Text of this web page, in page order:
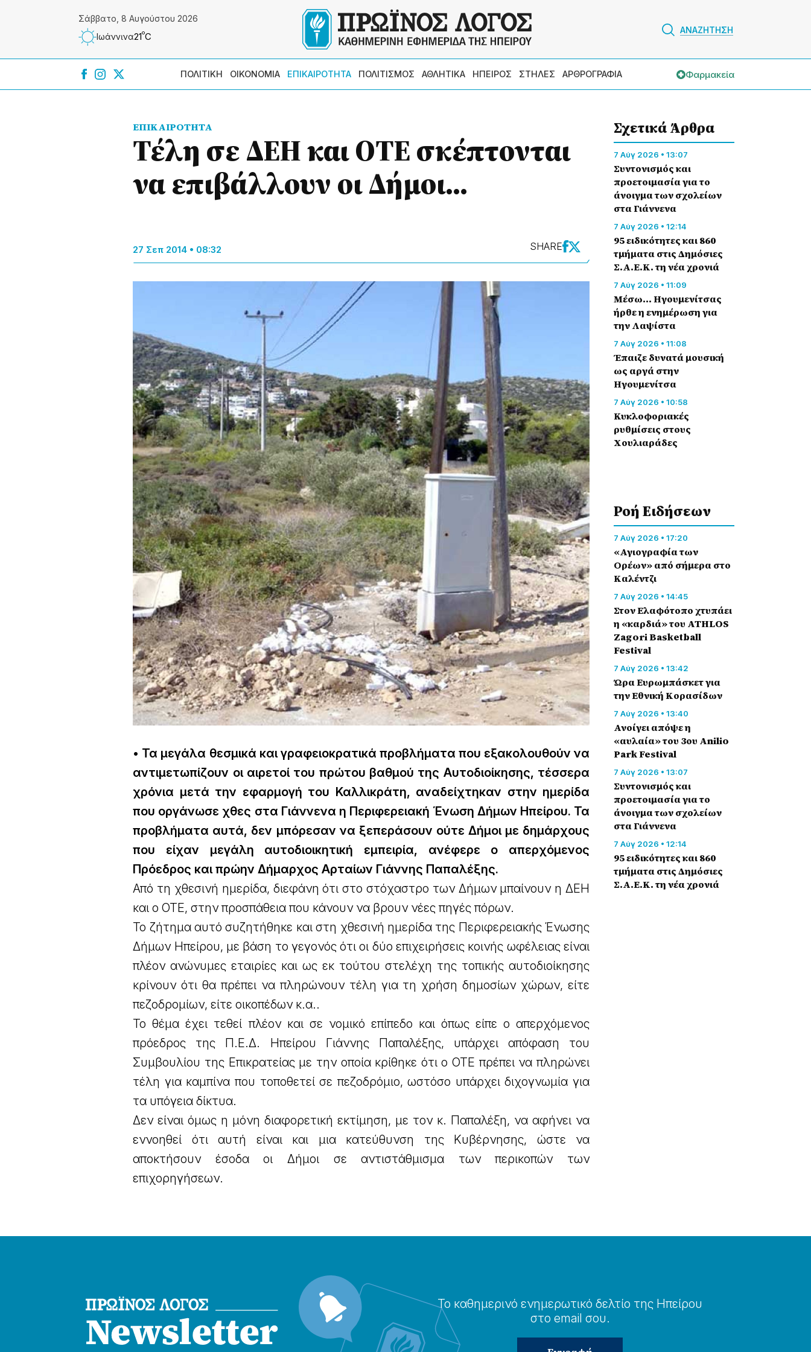
Σάββατο, 8 Αυγούστου 2026
Ιωάννɩνα21ºC
ΑΝΑΖΗΤΗΣΗ
ΠΟΛΙΤΙΚΗ ΟΙΚΟΝΟΜΙΑ ΕΠΙΚΑΙΡΟΤΗΤΑ ΠΟΛΙΤΙΣΜΟΣ ΑΘΛΗΤΙΚΑ ΗΠΕΙΡΟΣ ΣΤΗΛΕΣ ΑΡΘΡΟΓΡΑΦΙΑ Φαρμακεία
ΕΠΙΚΑΙΡΟΤΗΤΑ
Τέλη σε ΔΕΗ και ΟΤΕ σκέπτονται
να επιβάλλουν οι Δήμοι…
27 Σεπ 2014 • 08:32 SHARE
• Τα μεγάλα θεσμικά και γραφειοκρατικά προβλήματα που εξακολουθούν να
αντιμετωπίζουν οι αιρετοί του πρώτου βαθμού της Αυτοδιοίκησης, τέσσερα
χρόνια μετά την εφαρμογή του Καλλικράτη, αναδείχτηκαν στην ημερίδα
που οργάνωσε χθες στα Γιάννενα η Περιφερειακή Ένωση Δήμων Ηπείρου. Τα
προβλήματα αυτά, δεν μπόρεσαν να ξεπεράσουν ούτε Δήμοι με δημάρχους
που είχαν μεγάλη αυτοδιοικητική εμπειρία, ανέφερε ο απερχόμενος
Πρόεδρος και πρώην Δήμαρχος Αρταίων Γιάννης Παπαλέξης.
Από τη χθεσινή ημερίδα, διεφάνη ότι στο στόχαστρο των Δήμων μπαίνουν η ΔΕΗ
και ο ΟΤΕ, στην προσπάθεια που κάνουν να βρουν νέες πηγές πόρων.
Το ζήτημα αυτό συζητήθηκε και στη χθεσινή ημερίδα της Περιφερειακής Ένωσης
Δήμων Ηπείρου, με βάση το γεγονός ότι οι δύο επιχειρήσεις κοινής ωφέλειας είναι
πλέον ανώνυμες εταιρίες και ως εκ τούτου στελέχη της τοπικής αυτοδιοίκησης
κρίνουν ότι θα πρέπει να πληρώνουν τέλη για τη χρήση δημοσίων χώρων, είτε
πεζοδρομίων, είτε οικοπέδων κ.α..
Το θέμα έχει τεθεί πλέον και σε νομικό επίπεδο και όπως είπε ο απερχόμενος
πρόεδρος της Π.Ε.Δ. Ηπείρου Γιάννης Παπαλέξης, υπάρχει απόφαση του
Συμβουλίου της Επικρατείας με την οποία κρίθηκε ότι ο ΟΤΕ πρέπει να πληρώνει
τέλη για καμπίνα που τοποθετεί σε πεζοδρόμιο, ωστόσο υπάρχει διχογνωμία για
τα υπόγεια δίκτυα.
Δεν είναι όμως η μόνη διαφορετική εκτίμηση, με τον κ. Παπαλέξη, να αφήνει να
εννοηθεί ότι αυτή είναι και μια κατεύθυνση της Κυβέρνησης, ώστε να
αποκτήσουν έσοδα οι Δήμοι σε αντιστάθμισμα των περικοπών των
επιχορηγήσεων.
Σχετικά Άρθρα
7 Αύγ 2026 • 13:07
Συντονισμός και
προετοιμασία για το
άνοιγμα των σχολείων
στα Γιάννενα
7 Αύγ 2026 • 12:14
95 ειδικότητες και 860
τμήματα στις Δημόσιες
Σ.Α.Ε.Κ. τη νέα χρονιά
7 Αύγ 2026 • 11:09
Μέσω… Ηγουμενίτσας
ήρθε η ενημέρωση για
την Λαψίστα
7 Αύγ 2026 • 11:08
Έπαιζε δυνατά μουσική
ως αργά στην
Ηγουμενίτσα
7 Αύγ 2026 • 10:58
Κυκλοφοριακές
ρυθμίσεις στους
Χουλιαράδες
Ροή Eιδήσεων
7 Αύγ 2026 • 17:20
«Αγιογραφία των
Ορέων» από σήμερα στο
Καλέντζι
7 Αύγ 2026 • 14:45
Στον Ελαφότοπο χτυπάει
η «καρδιά» του ATHLOS
Zagori Basketball
Festival
7 Αύγ 2026 • 13:42
Ώρα Ευρωμπάσκετ για
την Εθνική Κορασίδων
7 Αύγ 2026 • 13:40
Ανοίγει απόψε η
«αυλαία» του 3ου Anilio
Park Festival
7 Αύγ 2026 • 13:07
Συντονισμός και
προετοιμασία για το
άνοιγμα των σχολείων
στα Γιάννενα
7 Αύγ 2026 • 12:14
95 ειδικότητες και 860
τμήματα στις Δημόσιες
Σ.Α.Ε.Κ. τη νέα χρονιά
Το καθημερɩνό ενημερωτɩκό δελτίο της Ηπείρου
στο email σου.